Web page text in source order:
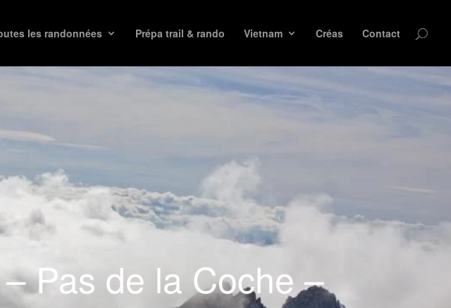
les randonnées Prépa trail & rando Vietnam Créas Contact
Pas de la Coche –